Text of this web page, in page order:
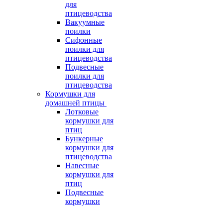
для
птицеводства
Вакуумные
поилки
Сифонные
поилки для
птицеводства
Подвесные
поилки для
птицеводства
Кормушки для
домашней птицы
Лотковые
кормушки для
птиц
Бункерные
кормушки для
птицеводства
Навесные
кормушки для
птиц
Подвесные
кормушки